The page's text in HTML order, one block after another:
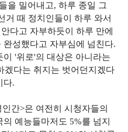
을 밀어내고, 하루 종일 그
거 때 정치인들이 하루 와서
다고 자부하듯이 하루 만에
성했다고 자부심에 넘친다.
'위로'의 대상은 아니라는
겠다는 취지는 벗어던지겠다
다.
간>은 여전히 시청자들의
예능들마저도 5%를 넘지